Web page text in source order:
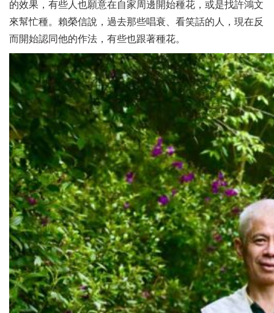
的效果，有些人也願意在自家周邊開始種花，或是找許鴻文
來幫忙種。賴榮信說，過去那些唱衰、看笑話的人，現在反
而開始認同他的作法，有些也跟著種花。